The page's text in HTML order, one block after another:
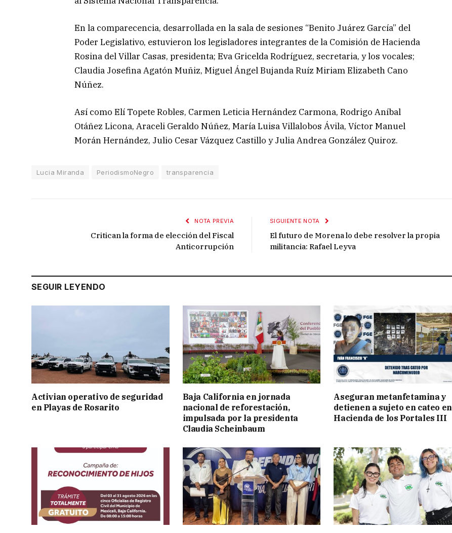
En la comparecencia, desarrollada en la sala de sesiones “Benito Juárez García” del
Poder Legislativo, estuvieron los legisladores integrantes de la Comisión de Hacienda
Rosina del Villar Casas, presidenta; Eva Gricelda Rodríguez, secretaria, y los vocales;
Claudia Josefina Agatón Muñiz, Miguel Ángel Bujanda Ruíz Miriam Elizabeth Cano
Núñez.
Así como Elí Topete Robles, Carmen Leticia Hernández Carmona, Rodrigo Aníbal
Otáñez Licona, Araceli Geraldo Núñez, María Luisa Villalobos Ávila, Víctor Manuel
Morán Hernández, Julio Cesar Vázquez Castillo y Julia Andrea González Quiroz.
Lucia Miranda PeriodismoNegro transparencia
NOTA PREVIA
Critican la forma de elección del Fiscal
Anticorrupción
SIGUIENTE NOTA
El futuro de Morena lo debe resolver la propia
militancia: Rafael Leyva
SEGUIR LEYENDO
Activian operativo de seguridad
en Playas de Rosarito
Baja California en jornada
nacional de reforestación,
impulsada por la presidenta
Claudia Scheinbaum
Aseguran metanfetamina y
detienen a sujeto en cateo en
Hacienda de los Portales III